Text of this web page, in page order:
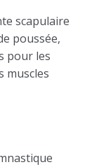
scapulaire
poussée,
pour les
muscles